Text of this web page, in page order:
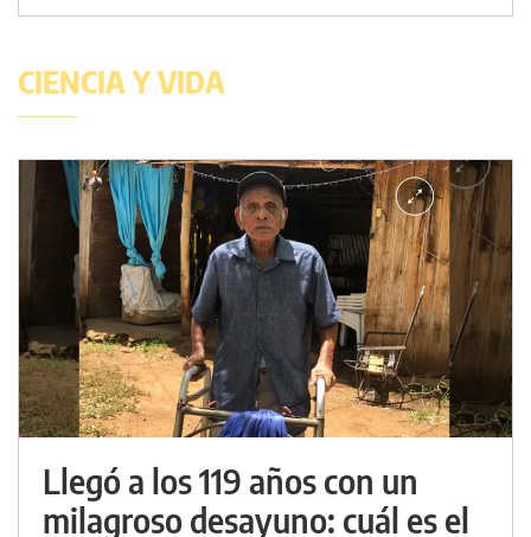
CIENCIA Y VIDA
Llegó a los 119 años con un
milagroso desayuno: cuál es el